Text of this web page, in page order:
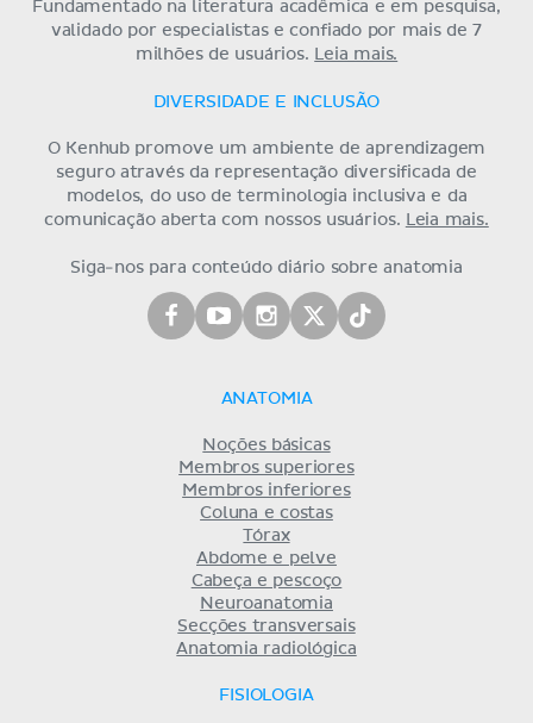
Fundamentado na literatura acadêmica e em pesquisa,
validado por especialistas e confiado por mais de 7
milhões de usuários. Leia mais.
DIVERSIDADE E INCLUSÃO
O Kenhub promove um ambiente de aprendizagem
seguro através da representação diversificada de
modelos, do uso de terminologia inclusiva e da
comunicação aberta com nossos usuários. Leia mais.
Siga-nos para conteúdo diário sobre anatomia
ANATOMIA
Noções básicas
Membros superiores
Membros inferiores
Coluna e costas
Tórax
Abdome e pelve
Cabeça e pescoço
Neuroanatomia
Secções transversais
Anatomia radiológica
FISIOLOGIA